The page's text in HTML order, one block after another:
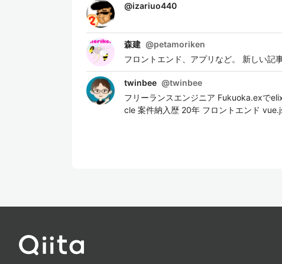
@izariuo440
森建 @petamoriken
フロントエンド、アプリなど。 新しい
twinbee @twinbee
フリーランスエンジニア Fukuoka.exで
cle 案件納入歴 20年 フロントエンド